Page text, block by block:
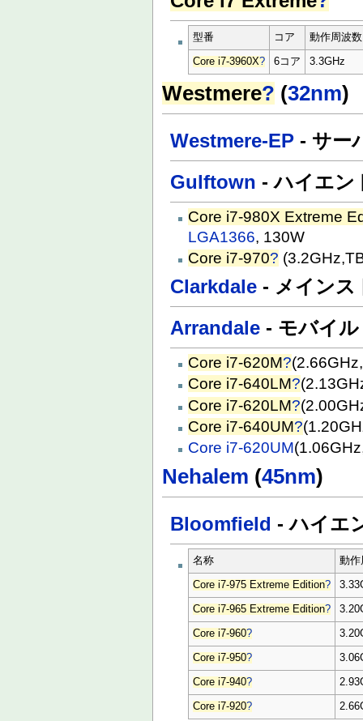
型番 コア 動作周波数
Core i7-3960X? 6コア 3.3GHz
Westmere? (32nm)
Westmere-EP - サー
Gulftown - ハイエン
Core i7-980X Extreme
LGA1366, 130W
Core i7-970?
Clarkdale - メインス
Arrandale - モバイル
Core i7-620M?
Core i7-640LM?
Core i7-620LM?
Core i7-640UM?
Core i7-620UM
Nehalem (45nm)
Bloomfield - ハイエ
名称 動作
Core i7-975 Extreme Edition?
Core i7-965 Extreme Edition?
Core i7-960?
Core i7-950?
Core i7-940?
Core i7-920?